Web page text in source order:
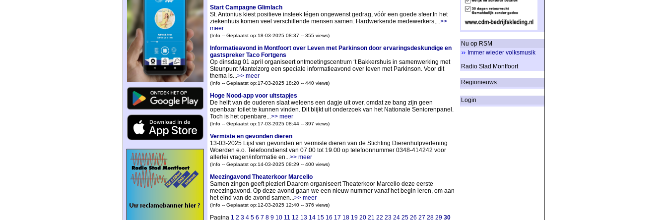
Start Campagne Glimlach
St. Antonius kiest positieve insteek tégen ongewenst gedrag, vóór een goede sfeer.In het
ziekenhuis komen veel verschillende mensen samen. Hardwerkende medewerkers,...>>
meer
(Info -- Geplaatst op:18-03-2025 08:37 -- 355 views)
Informatieavond in Montfoort over Leven met Parkinson door ervaringsdeskundige en
gastspreker Taco Fortgens
Op dinsdag 01 april organiseert ontmoetingscentrum ‘t Bakkershuis in samenwerking met
Steunpunt Mantelzorg een speciale informatieavond over leven met Parkinson. Voor dit
thema is...>> meer
(Info -- Geplaatst op:17-03-2025 18:20 -- 440 views)
Hoge Nood-app voor uitstapjes
De helft van de ouderen slaat weleens een dagje uit over, omdat ze bang zijn geen
openbaar toilet te kunnen vinden. Dit blijkt uit onderzoek van het Nationale Seniorenpanel.
Toch is het openbare...>> meer
(Info -- Geplaatst op:17-03-2025 08:44 -- 397 views)
Vermiste en gevonden dieren
13-03-2025 Lijst van gevonden en vermiste dieren van de Stichting Dierenhulpverlening
Woerden e.o. Telefoondienst van 07.00 tot 19.00 op telefoonnummer 0348-414242 voor
allerlei vragen/informatie en...>> meer
(Info -- Geplaatst op:14-03-2025 08:29 -- 400 views)
Meezingavond Theaterkoor Marcello
Samen zingen geeft plezier! Daarom organiseert Theaterkoor Marcello deze eerste
meezingavond. Op deze avond gaan we een nieuw nummer vanaf het begin leren, om aan
het eind van de avond samen...>> meer
(Info -- Geplaatst op:12-03-2025 12:40 -- 376 views)
Pagina 1 2 3 4 5 6 7 8 9 10 11 12 13 14 15 16 17 18 19 20 21 22 23 24 25 26 27 28 29 30
Nu op RSM
Immer wieder volksmusik
Radio Stad Montfoort
Regionieuws
Login